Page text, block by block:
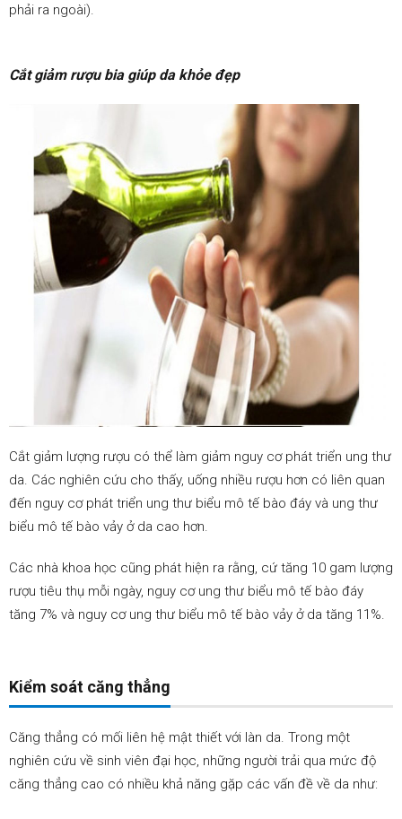
phải ra ngoài).
Cắt giảm rượu bia giúp da khỏe đẹp
Cắt giảm lượng rượu có thể làm giảm nguy cơ phát triển ung thư
da. Các nghiên cứu cho thấy, uống nhiều rượu hơn có liên quan
đến nguy cơ phát triển ung thư biểu mô tế bào đáy và ung thư
biểu mô tế bào vảy ở da cao hơn.
Các nhà khoa học cũng phát hiện ra rằng, cứ tăng 10 gam lượng
rượu tiêu thụ mỗi ngày, nguy cơ ung thư biểu mô tế bào đáy
tăng 7% và nguy cơ ung thư biểu mô tế bào vảy ở da tăng 11%.
Kiểm soát căng thẳng
Căng thẳng có mối liên hệ mật thiết với làn da. Trong một
nghiên cứu về sinh viên đại học, những người trải qua mức độ
căng thẳng cao có nhiều khả năng gặp các vấn đề về da như: